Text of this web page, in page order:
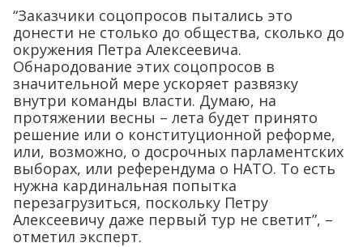
“Заказчики соцопросов пытались это
донести не столько до общества, сколько до
окружения Петра Алексеевича.
Обнародование этих соцопросов в
значительной мере ускоряет развязку
внутри команды власти. Думаю, на
протяжении весны – лета будет принято
решение или о конституционной реформе,
или, возможно, о досрочных парламентских
выборах, или референдума о НАТО. То есть
нужна кардинальная попытка
перезагрузиться, поскольку Петру
Алексеевичу даже первый тур не светит”, –
отметил эксперт.